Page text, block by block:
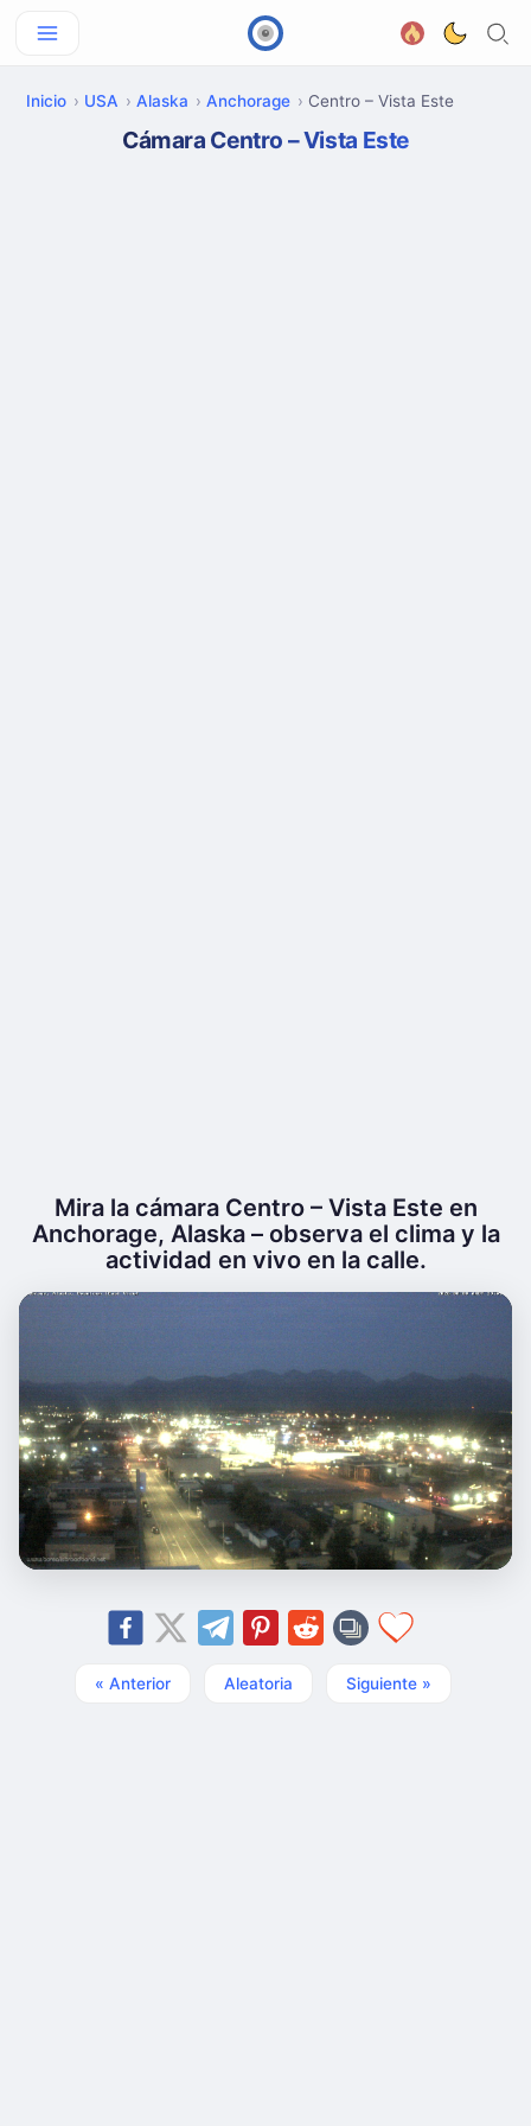
Inicio USA Alaska Anchorage Centro – Vista Este
Cámara Centro – Vista Este
Mira la cámara Centro – Vista Este en
Anchorage, Alaska – observa el clima y la
actividad en vivo en la calle.
« Anterior Aleatoria Siguiente »